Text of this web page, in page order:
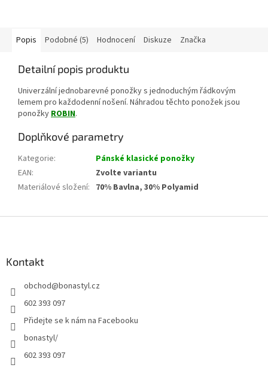
Popis Podobné (5) Hodnocení Diskuze Značka
Detailní popis produktu
Univerzální jednobarevné ponožky s jednoduchým řádkovým
lemem pro každodenní nošení. Náhradou těchto ponožek jsou
ponožky ROBIN.
Doplňkové parametry
Kategorie:
Pánské klasické ponožky
EAN:
Zvolte variantu
Materiálové složení: 70% Bavlna, 30% Polyamid
Kontakt
obchod@bonastyl.cz
602 393 097
Přidejte se k nám na Facebooku
bonastyl/
602 393 097